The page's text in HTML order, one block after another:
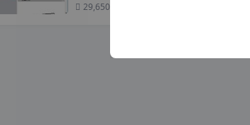
29,650 次浏览